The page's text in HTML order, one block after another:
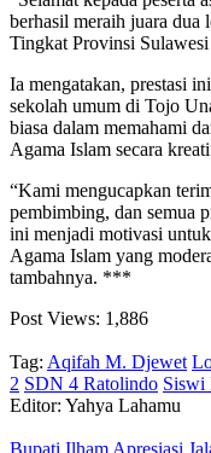
berhasil meraih juara dua
Tingkat Provinsi
Ia mengatakan, prestasi
sekolah umum di Tojo
biasa dalam memahami
Agama Islam secara
“Kami mengucapkan
pembimbing, dan semua
ini menjadi motivasi
Agama Islam yang
tambahnya. ***
Post Views: 1,886
Tag: Aqifah M. Djewet
2 SDN 4 Ratolindo Siswi
Editor: Yahya Lahamu